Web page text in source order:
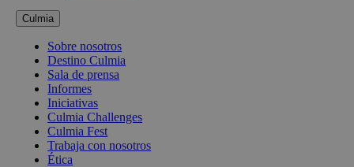
Culmia
Sobre nosotros
Destino Culmia
Sala de prensa
Informes
Iniciativas
Culmia Challenges
Culmia Fest
Trabaja con nosotros
Ética